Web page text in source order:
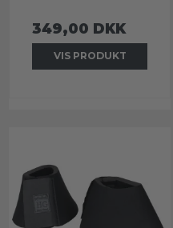
349,00 DKK
VIS PRODUKT